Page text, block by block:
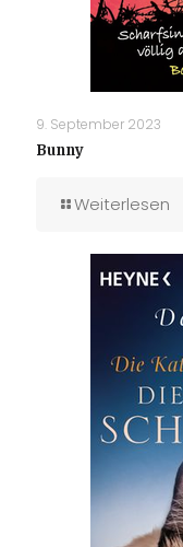
9. September 2023
Bunny
Weiterlesen